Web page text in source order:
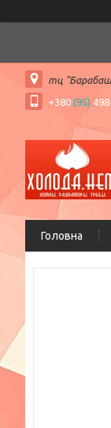
тц
+380 (95)
Головна